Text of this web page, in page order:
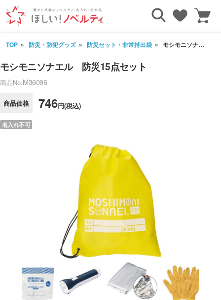
TOP 防災・防犯グッズ 防災セット・非常持出袋 モシモニソナエル 防災15点セット
モシモニソナエル 防災15点セット
商品No.M36096
商品価格 746円(税込)
名入れ不可